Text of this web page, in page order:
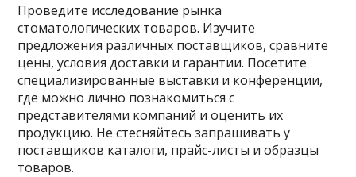
Проведите исследование рынка
стоматологических товаров. Изучите
предложения различных поставщиков, сравните
цены, условия доставки и гарантии. Посетите
специализированные выставки и конференции,
где можно лично познакомиться с
представителями компаний и оценить их
продукцию. Не стесняйтесь запрашивать у
поставщиков каталоги, прайс-листы и образцы
товаров.